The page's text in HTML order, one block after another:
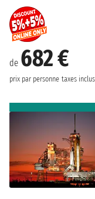
de 682 €
prix par personne taxes